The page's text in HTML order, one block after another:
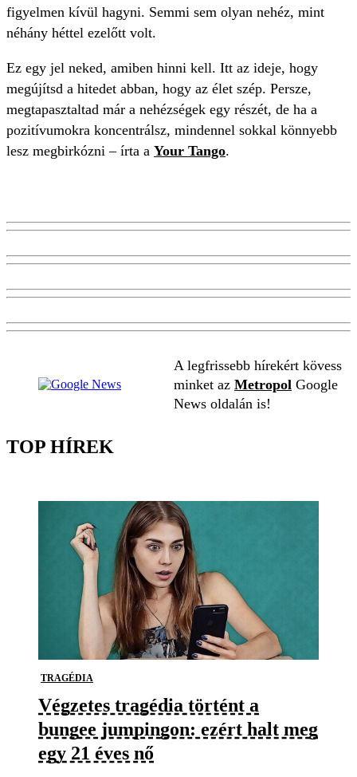
figyelmen kívül hagyni. Semmi sem olyan nehéz, mint
néhány héttel ezelőtt volt.
Ez egy jel neked, amiben hinni kell. Itt az ideje, hogy
megújítsd a hitedet abban, hogy az élet szép. Persze,
megtapasztaltad már a nehézségek egy részét, de ha a
pozitívumokra koncentrálsz, mindennel sokkal könnyebb
lesz megbirkózni – írta a Your Tango.
A legfrissebb hírekért kövess
minket az Metropol Google
News oldalán is!
TOP HÍREK
TRAGÉDIA
Végzetes tragédia történt a
bungee jumpingon: ezért halt meg
egy 21 éves nő